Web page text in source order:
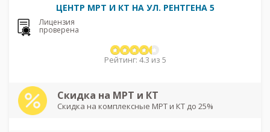
ЦЕНТР МРТ И КТ НА УЛ. РЕНТГЕНА 5
Лицензия
проверена
Рейтинг: 4.3 из 5
Скидка на МРТ и КТ
Скидка на комплексные МРТ и КТ до 25%